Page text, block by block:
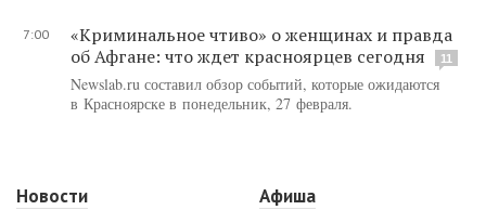
7:00
«Криминальное чтиво» о женщинах и правда
об Афгане: что ждет красноярцев сегодня
11
Newslab.ru составил обзор событий, которые ожидаются
в Красноярске в понедельник, 27 февраля.
Новости
Афиша